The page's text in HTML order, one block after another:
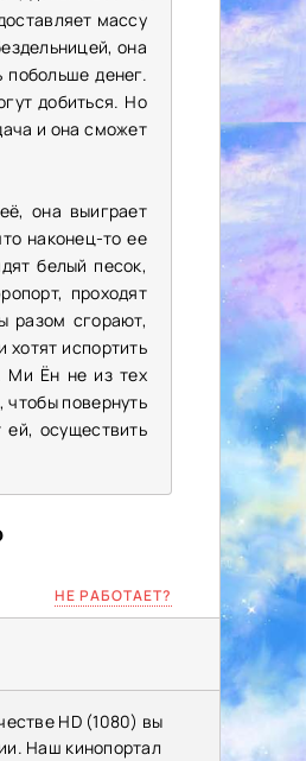
массу
она
побольше денег.
добиться. Но
и она сможет
она выиграет
наконец-то ее
белый песок,
проходят
разом сгорают,
испортить
Ми Ён не из тех
чтобы повернуть
осуществить
НЕ РАБОТАЕТ?
HD (1080) вы
Наш кинопортал